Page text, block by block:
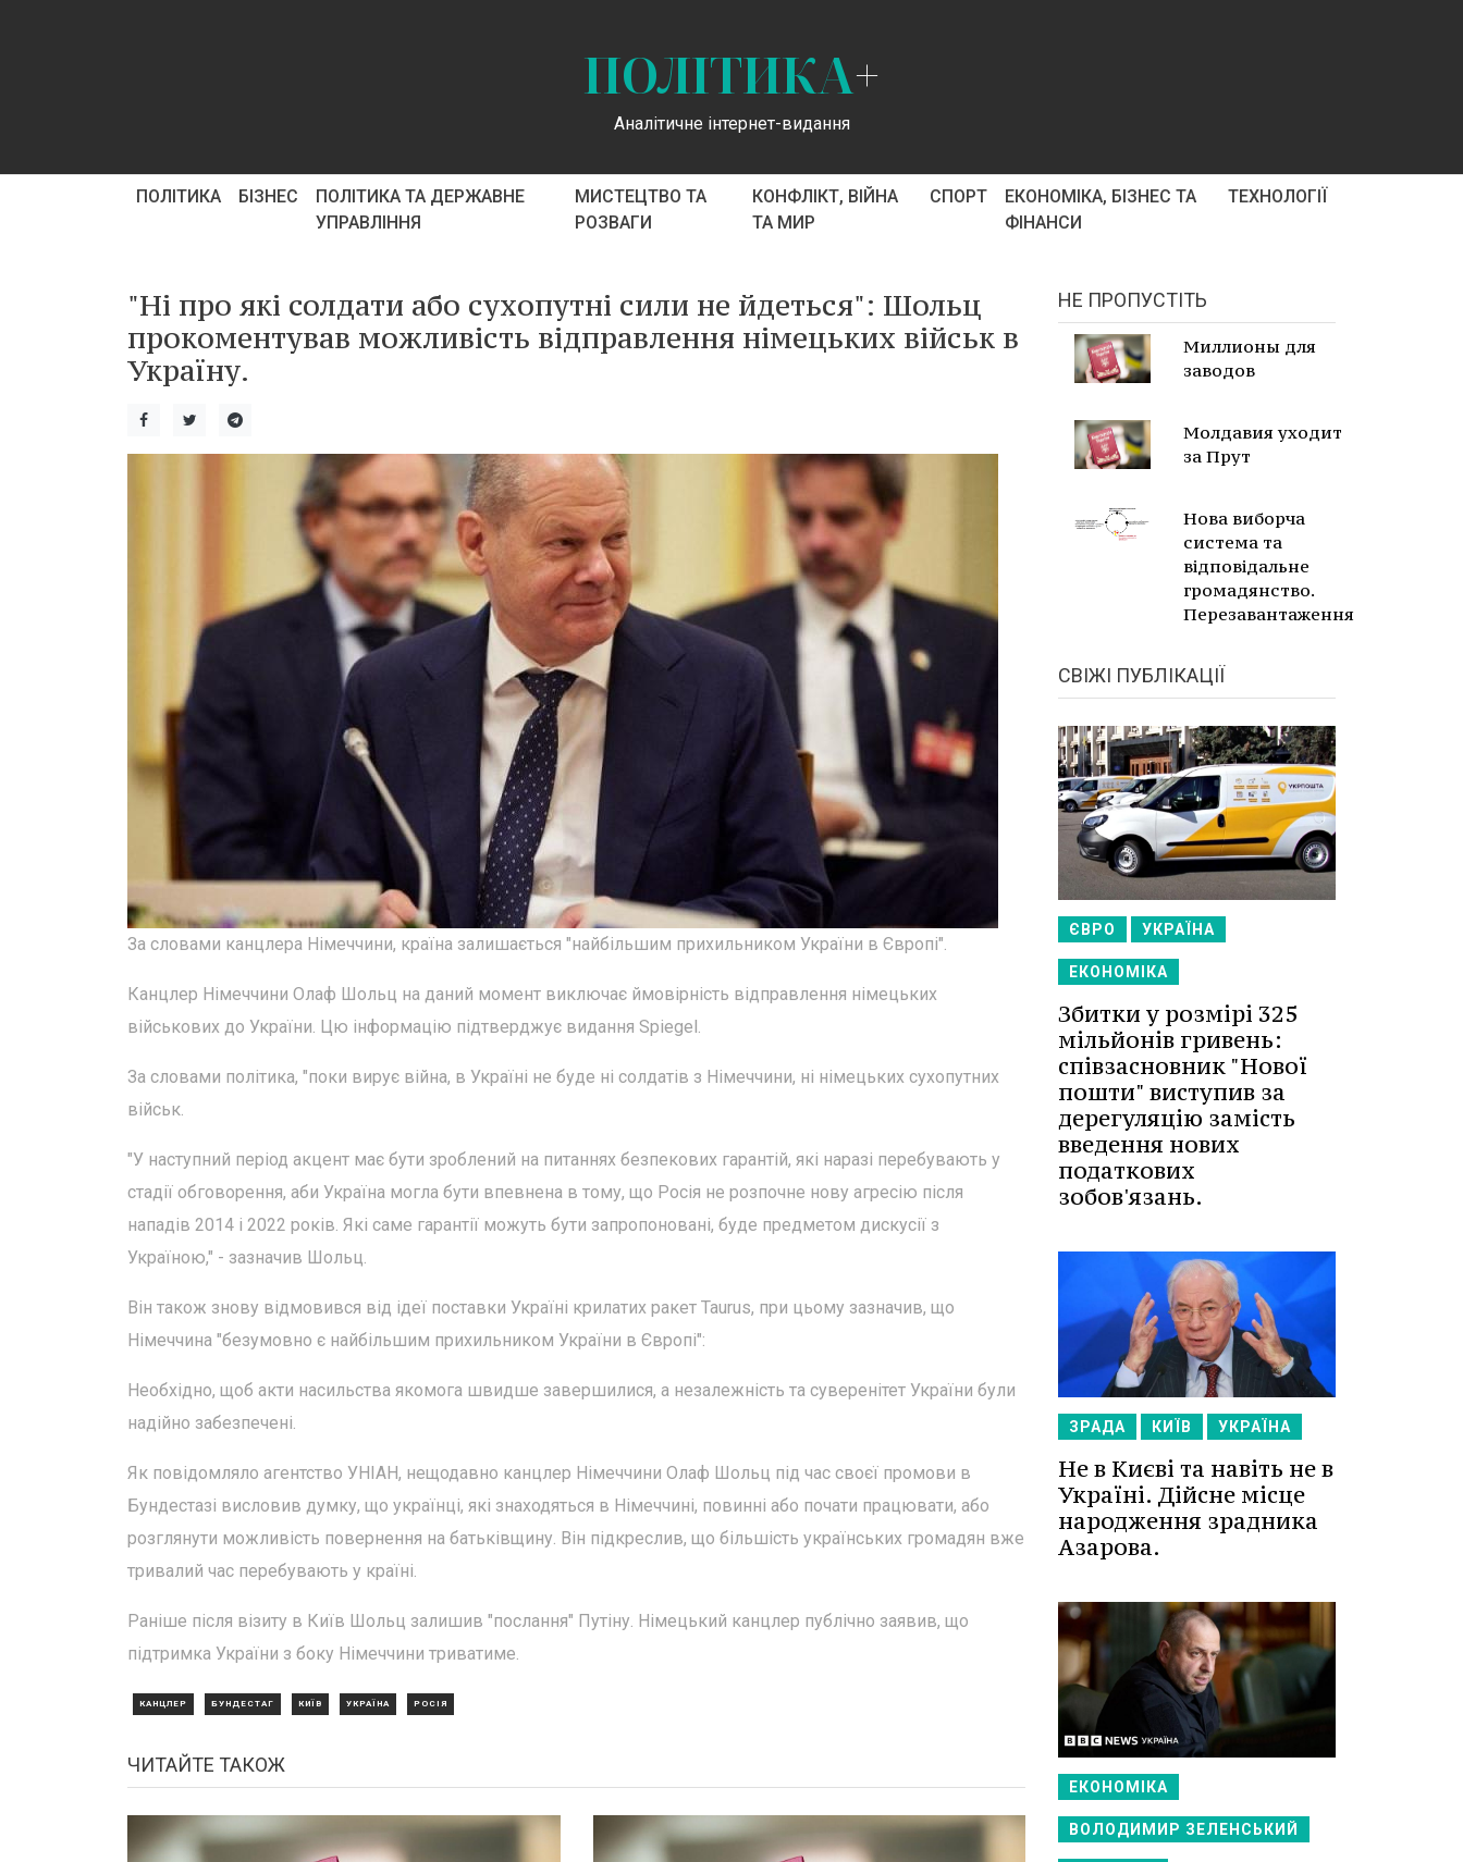
ПОЛІТИКА+
Аналітичне інтернет-видання
ПОЛІТИКА БІЗНЕС
ПОЛІТИКА ТА ДЕРЖАВНЕ
УПРАВЛІННЯ
МИСТЕЦТВО ТА
РОЗВАГИ
КОНФЛІКТ, ВІЙНА
ТА МИР
СПОРТ
ЕКОНОМІКА, БІЗНЕС ТА
ФІНАНСИ
ТЕХНОЛОГІЇ
"Ні про які солдати або сухопутні сили не йдеться": Шольц
прокоментував можливість відправлення німецьких військ в
Україну.
За словами канцлера Німеччини, країна залишається "найбільшим прихильником України в Європі".
Канцлер Німеччини Олаф Шольц на даний момент виключає ймовірність відправлення німецьких
військових до України. Цю інформацію підтверджує видання Spiegel.
За словами політика, "поки вирує війна, в Україні не буде ні солдатів з Німеччини, ні німецьких сухопутних
військ.
"У наступний період акцент має бути зроблений на питаннях безпекових гарантій, які наразі перебувають у
стадії обговорення, аби Україна могла бути впевнена в тому, що Росія не розпочне нову агресію після
нападів 2014 і 2022 років. Які саме гарантії можуть бути запропоновані, буде предметом дискусії з
Україною," - зазначив Шольц.
Він також знову відмовився від ідеї поставки Україні крилатих ракет Taurus, при цьому зазначив, що
Німеччина "безумовно є найбільшим прихильником України в Європі":
Необхідно, щоб акти насильства якомога швидше завершилися, а незалежність та суверенітет України були
надійно забезпечені.
Як повідомляло агентство УНІАН, нещодавно канцлер Німеччини Олаф Шольц під час своєї промови в
Бундестазі висловив думку, що українці, які знаходяться в Німеччині, повинні або почати працювати, або
розглянути можливість повернення на батьківщину. Він підкреслив, що більшість українських громадян вже
тривалий час перебувають у країні.
Раніше після візиту в Київ Шольц залишив "послання" Путіну. Німецький канцлер публічно заявив, що
підтримка України з боку Німеччини триватиме.
КАНЦЛЕР БУНДЕСТАГ КИЇВ УКРАЇНА РОСІЯ
ЧИТАЙТЕ ТАКОЖ
НЕ ПРОПУСТІТЬ
Миллионы для
заводов
Молдавия уходит
за Прут
Нова виборча
система та
відповідальне
громадянство.
Перезавантаження
СВІЖІ ПУБЛІКАЦІЇ
ЄВРО УКРАЇНА
ЕКОНОМІКА
Збитки у розмірі 325
мільйонів гривень:
співзасновник "Нової
пошти" виступив за
дерегуляцію замість
введення нових
податкових
зобов'язань.
ЗРАДА КИЇВ УКРАЇНА
Не в Києві та навіть не в
Україні. Дійсне місце
народження зрадника
Азарова.
ЕКОНОМІКА
ВОЛОДИМИР ЗЕЛЕНСЬКИЙ